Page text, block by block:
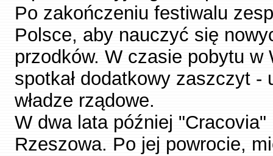
Po zakończeniu festiwalu
Polsce, aby nauczyć się
przodków. W czasie pobytu w
spotkał dodatkowy zaszczyt
władze rządowe.
W dwa lata później
Rzeszowa. Po jej powrocie,